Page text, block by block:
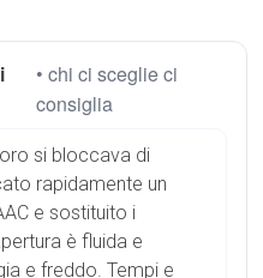
• chi ci sceglie ci
consiglia
si bloccava di
rapidamente un
e sostituito i
è fluida e
e freddo. Tempi e